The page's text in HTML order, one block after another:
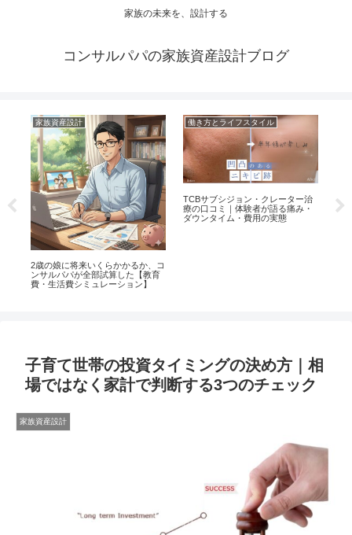
家族の未来を、設計する
コンサルパパの家族資産設計ブログ
家族資産設計
2歳の娘に将来いくらかかるか、コ
ンサルパパが全部試算した【教育
費・生活費シミュレーション】
働き方とライフスタイル
TCBサブシジョン・クレーター治
療の口コミ｜体験者が語る痛み・
ダウンタイム・費用の実態
イ
子育て世帯の投資タイミングの決め方｜相
場ではなく家計で判断する3つのチェック
家族資産設計